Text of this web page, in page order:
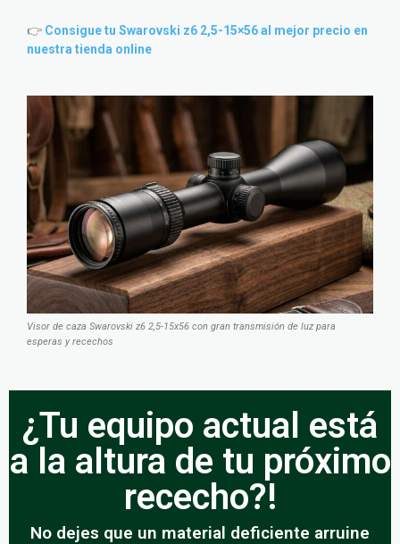
👉 Consigue tu Swarovski z6 2,5-15×56 al mejor precio en
nuestra tienda online
Visor de caza Swarovski z6 2,5-15x56 con gran transmisión de luz para
esperas y recechos
¿Tu equipo actual está
a la altura de tu próximo
rececho?!
No dejes que un material deficiente arruine